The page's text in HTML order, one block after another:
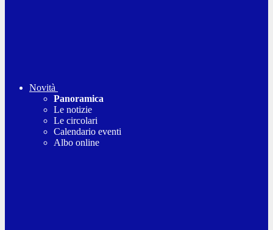
Novità
Panoramica
Le notizie
Le circolari
Calendario eventi
Albo online